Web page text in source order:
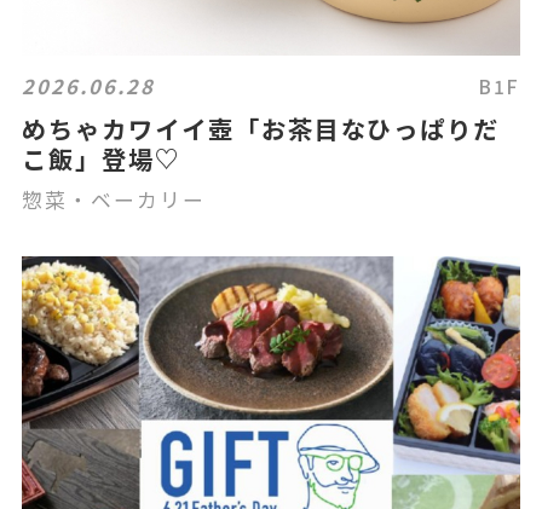
2026.06.28 B1F
めちゃカワイイ壺「お茶目なひっぱりだ
こ飯」登場♡
惣菜・ベーカリー